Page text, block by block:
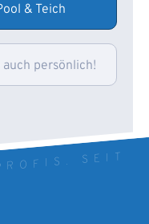
& Teich
persönlich!
SEIT